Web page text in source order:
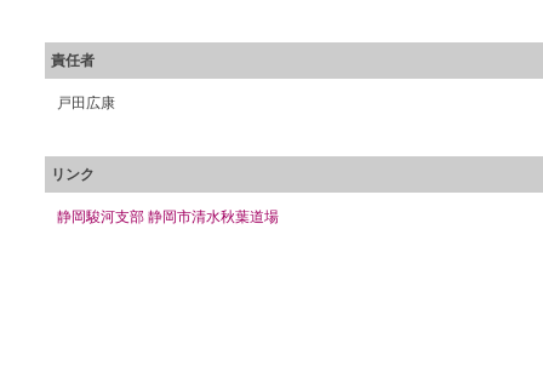
責任者
戸田広康
リンク
静岡駿河支部 静岡市清水秋葉道場